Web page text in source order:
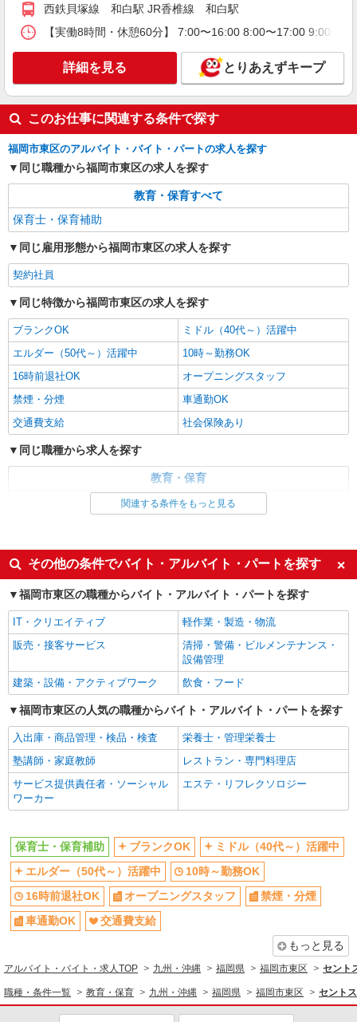
≪社会保険加入の方≫ 時給1,350円〜1,500円
別途交通費全額支給 ※給与幅は経験・能力による
福岡県福岡市東区若宮1
キープ 詳細を見る
セントスタッフ株式会社 福岡支店（161386)
保育士
月給：184,287円〜 ＜内訳＞ 基本給：183,287
円〜 勤続手当：1,000円 ＜その他＞ 交通費支給：
あり（実費支給、支給上限なし） 賞与：年2回あ
り ※給与幅は経験・能力による
福岡県福岡市東区馬出3
キープ 詳細を見る
紹介予定派遣
セントスタッフ株式会社 福岡支店（30847)
保育士
月給 226,947円〜239,292円 ＜基本給＞
170,600円〜181,300円 諸手当 52,597円〜54,242
円 処遇改善手当 3,750円 ・対象者に支給される
手当 交通手当：上限20,000円／月 住宅手当上：限
20,000円＋市補助10,000円 固定残業代なし ＜昇
給・賞与＞ 昇給：あり 賞与：あり ※給与幅は経
験・能力による
福岡県福岡市東区和白3
詳細を見る
紹介予定派遣
セントスタッフ株式会社 福岡支店（27014)
保育士
月給：186,035円 ≪内訳≫ 基本給：146,500円
職務手当：39,535円 ≪その他≫ ・住宅手当 月
28,000円まで（規定による） ・通勤手当 月
時ご確認ください ※給与幅は経験・能力による
福岡県福岡市東区香椎浜2
キープ 詳細を見る
パート
時給 1,057円〜 別途交通費支給 ※給与幅は
経験・能力による
福岡県福岡市東区西戸崎4
キープ 詳細を見る
派遣社員
セントスタッフ株式会社 福岡支店（10804)
保育士
経験・能力による
福岡県福岡市東区若宮4
キープ 詳細を見る
派遣社員
セントスタッフ株式会社 福岡支店（11058)
≪社会保険加入の方≫ 時給1,350円〜1,500円
福岡県福岡市東区香椎浜2
西鉄貝塚線 和白駅 JR香椎線 和白駅
【実働8時間・休憩60分】 7:00〜16:00 8:00〜17:00 9:00
詳細を見る とりあえずキープ
このお仕事に関連する条件で探す
福岡市東区のアルバイト・バイト・パートの求人を探す
同じ職種から福岡市東区の求人を探す
教育・保育すべて
保育士・保育補助
同じ雇用形態から福岡市東区の求人を探す
契約社員
同じ特徴から福岡市東区の求人を探す
ブランクOK
ミドル（40代～）活躍中
エルダー（50代～）活躍中
10時～勤務OK
16時前退社OK
オープニングスタッフ
禁煙・分煙
車通勤OK
交通費支給
社会保険あり
同じ職種から求人を探す
教育・保育
ミドル（40代～）活躍中
オープニングスタッフ
車通勤OK
交通費支給
社会保険あり
関連する条件をもっと見る
その他の条件でバイト・アルバイト・パートを探す
福岡市東区の職種からバイト・アルバイト・パートを探す
IT・クリエイティブ
軽作業・製造・物流
販売・接客サービス
清掃・警備・ビルメンテナンス・
設備管理
建築・設備・アクティブワーク
飲食・フード
福岡市東区の人気の職種からバイト・アルバイト・パートを探す
入出庫・商品管理・検品・検査
栄養士・管理栄養士
塾講師・家庭教師
レストラン・専門料理店
サービス提供責任者・ソーシャル
ワーカー
エステ・リフレクソロジー
保育士・保育補助 ブランクOK
ミドル（40代～）活躍中
エルダー（50代～）活躍中
10時～勤務OK
16時前退社OK
オープニングスタッフ
禁煙・分煙
車通勤OK
交通費支給
もっと見る
アルバイト・バイト・求人TOP 九州・沖縄 福岡県 福岡市東区 セント
職種・条件一覧 教育・保育 九州・沖縄 福岡県 福岡市東区 セント